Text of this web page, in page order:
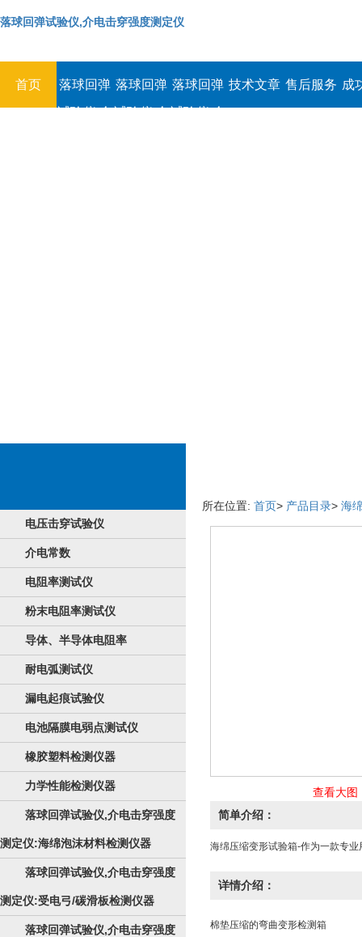
落球回弹试验仪,介电击穿强度测定仪
首页
落球回弹
试验仪,介
落球回弹
试验仪,介
落球回弹
试验仪,介
技术文章 售后服务 成
电压击穿试验仪
介电常数
电阻率测试仪
粉末电阻率测试仪
导体、半导体电阻率
耐电弧测试仪
漏电起痕试验仪
电池隔膜电弱点测试仪
橡胶塑料检测仪器
力学性能检测仪器
落球回弹试验仪,介电击穿强度
测定仪:海绵泡沫材料检测仪器
落球回弹试验仪,介电击穿强度
测定仪:受电弓/碳滑板检测仪器
落球回弹试验仪,介电击穿强度
所在位置: 首页> 产品目录> 海
查看大图
简单介绍：
海绵压缩变形试验箱-作为一款专
详情介绍：
棉垫压缩的弯曲变形检测箱